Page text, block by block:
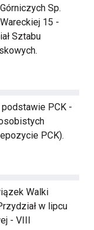
Sp.
15 -
Sztabu
PCK -
PCK).
Walki
w lipcu
- VIII